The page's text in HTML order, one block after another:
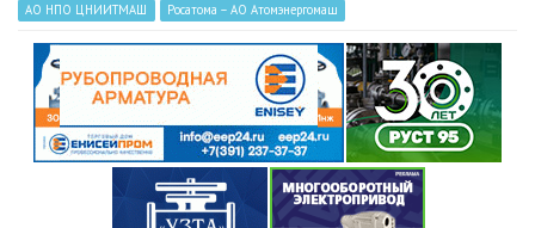
АО НПО ЦНИИТМАШ
Росатома – АО Атомэнергомаш